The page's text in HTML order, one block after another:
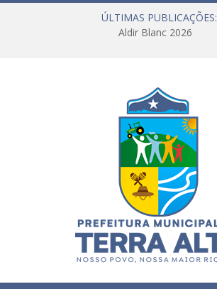
ÚLTIMAS PUBLICAÇÕES:
Aldir Blanc 2026